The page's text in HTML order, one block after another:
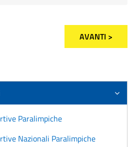
AVANTI >
Paralimpiche
Nazionali Paralimpiche